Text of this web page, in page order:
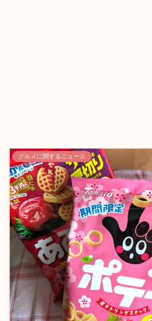
グルメに関するニュース